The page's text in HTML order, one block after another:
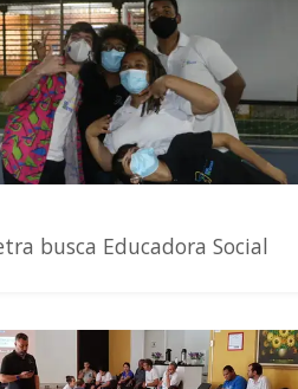
busca Educadora Social